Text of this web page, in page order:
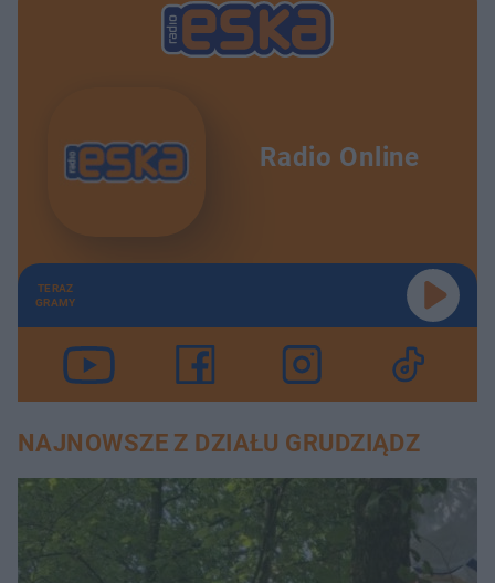
Radio Online
TERAZ
GRAMY
NAJNOWSZE Z DZIAŁU GRUDZIĄDZ